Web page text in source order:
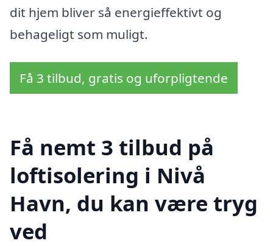
dit hjem bliver så energieffektivt og
behageligt som muligt.
Få 3 tilbud, gratis og uforpligtende
Få nemt 3 tilbud på
loftisolering i Nivå
Havn, du kan være tryg
ved